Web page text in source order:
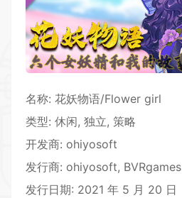
名称: 花妖物语/Flower girl
类型: 休闲, 独立, 策略
开发商: ohiyosoft
发行商: ohiyosoft, BVRgames
发行日期: 2021 年 5 月 20 日